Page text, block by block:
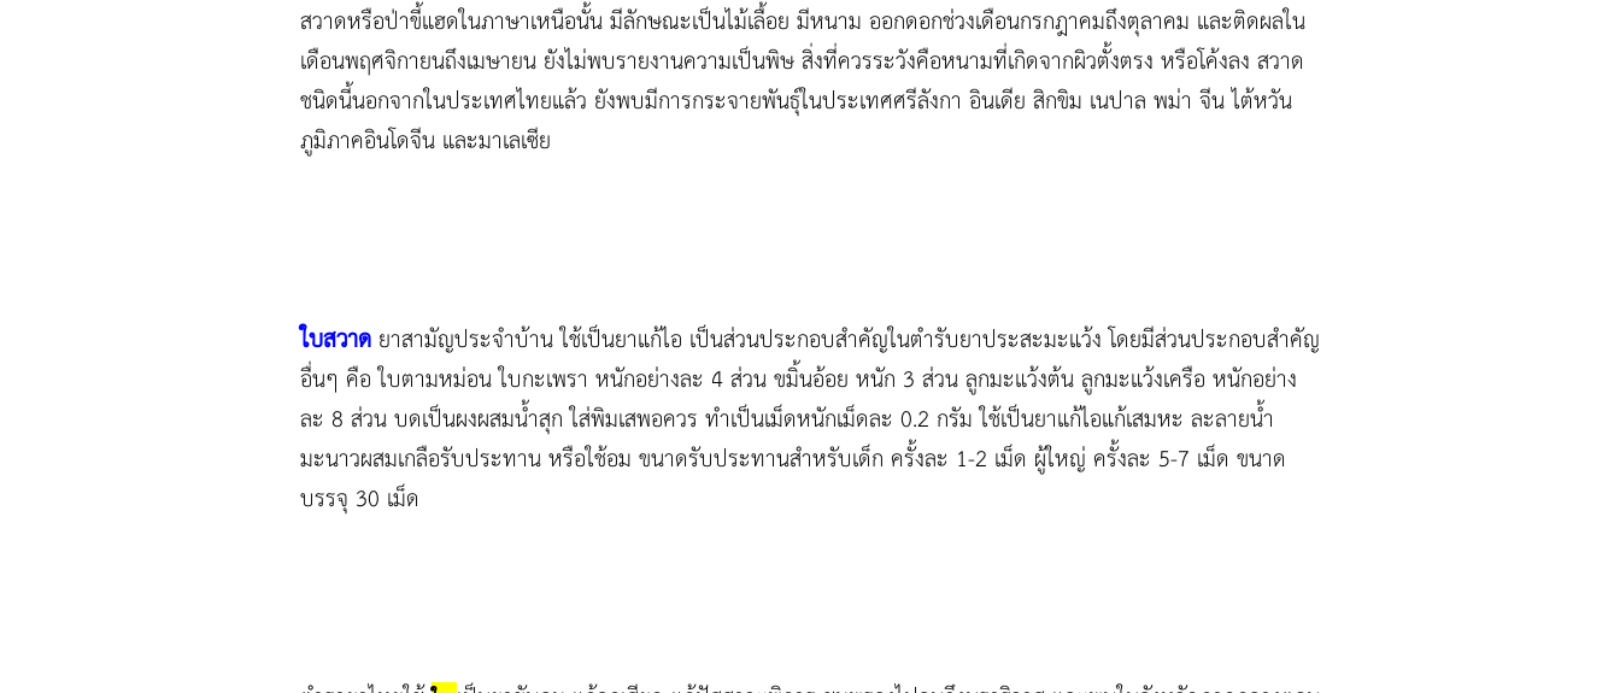
สวาดหรือป่าขี้แฮดในภาษาเหนือนั้น มีลักษณะเป็นไม้เลื้อย มีหนาม ออกดอกช่วงเดือนกรกฎาคมถึงตุลาคม และติดผลใน
เดือนพฤศจิกายนถึงเมษายน ยังไม่พบรายงานความเป็นพิษ สิ่งที่ควรระวังคือหนามที่เกิดจากผิวตั้งตรง หรือโค้งลง สวาด
ชนิดนี้นอกจากในประเทศไทยแล้ว ยังพบมีการกระจายพันธุ์ในประเทศศรีลังกา อินเดีย สิกขิม เนปาล พม่า จีน ไต้หวัน
ภูมิภาคอินโดจีน และมาเลเซีย
ใบสวาด ยาสามัญประจำบ้าน ใช้เป็นยาแก้ไอ เป็นส่วนประกอบสำคัญในตำรับยาประสะมะแว้ง โดยมีส่วนประกอบสำคัญ
อื่นๆ คือ ใบตามหม่อน ใบกะเพรา หนักอย่างละ 4 ส่วน ขมิ้นอ้อย หนัก 3 ส่วน ลูกมะแว้งต้น ลูกมะแว้งเครือ หนักอย่าง
ละ 8 ส่วน บดเป็นผงผสมน้ำสุก ใส่พิมเสพอควร ทำเป็นเม็ดหนักเม็ดละ 0.2 กรัม ใช้เป็นยาแก้ไอแก้เสมหะ ละลายน้ำ
มะนาวผสมเกลือรับประทาน หรือใช้อม ขนาดรับประทานสำหรับเด็ก ครั้งละ 1-2 เม็ด ผู้ใหญ่ ครั้งละ 5-7 เม็ด ขนาด
บรรจุ 30 เม็ด